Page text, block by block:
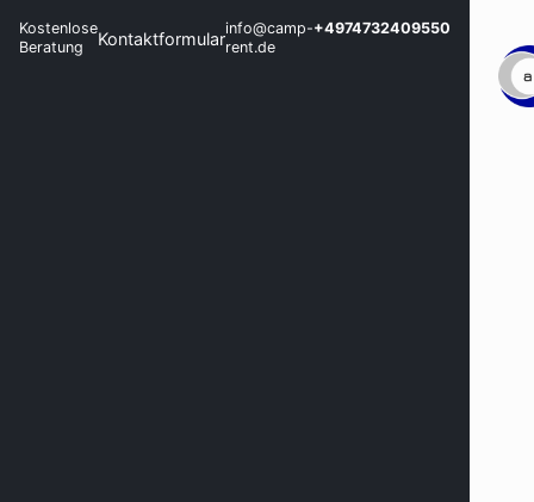
Kostenlose
Beratung
Kontaktformularinfo@camp-
rent.de
+4974732409550